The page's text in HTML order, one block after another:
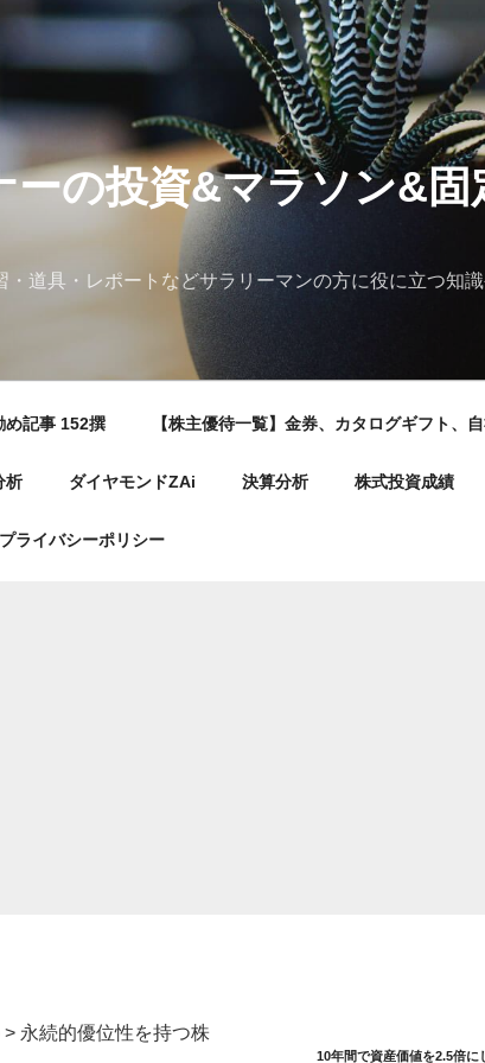
ーの投資&マラソン&固
道具・レポートなどサラリーマンの方に役に立つ知
め記事 152撰 【株主優待一覧】金券、カタログギフト、
析 ダイヤモンドZAi 決算分析 株式投資成績
プライバシーポリシー
> 永続的優位性を持つ株
10年間で資産価値を2.5倍に